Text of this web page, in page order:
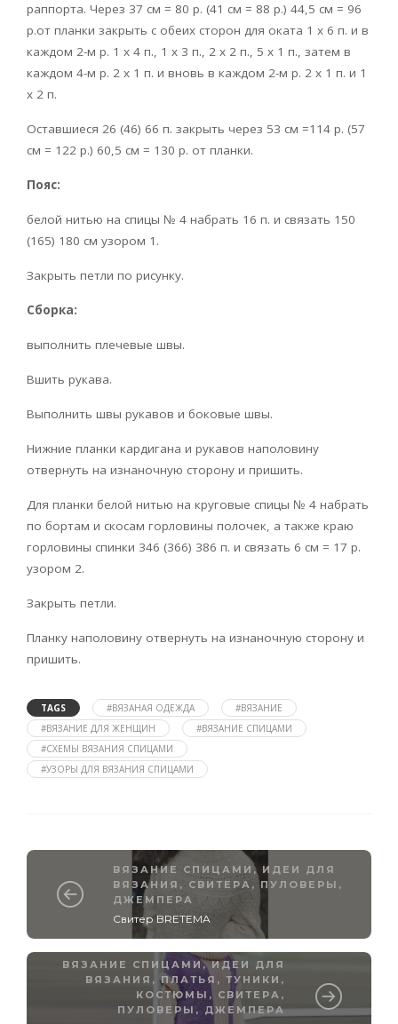
раппорта. Через 37 см = 80 р. (41 см = 88 р.) 44,5 см = 96
р.от планки закрыть с обеих сторон для оката 1 х 6 п. и в
каждом 2-м р. 1 х 4 п., 1 x 3 п., 2 х 2 п., 5 x 1 п., затем в
каждом 4-м р. 2 х 1 п. и вновь в каждом 2-м р. 2 х 1 п. и 1
х 2 п.
Оставшиеся 26 (46) 66 п. закрыть через 53 см =114 р. (57
см = 122 р.) 60,5 см = 130 р. от планки.
Пояс:
белой нитью на спицы № 4 набрать 16 п. и связать 150
(165) 180 см узором 1.
Закрыть петли по рисунку.
Сборка:
выполнить плечевые швы.
Вшить рукава.
Выполнить швы рукавов и боковые швы.
Нижние планки кардигана и рукавов наполовину
отвернуть на изнаночную сторону и пришить.
Для планки белой нитью на круговые спицы № 4 набрать
по бортам и скосам горловины полочек, а также краю
горловины спинки 346 (366) 386 п. и связать 6 см = 17 р.
узором 2.
Закрыть петли.
Планку наполовину отвернуть на изнаночную сторону и
пришить.
TAGS #ВЯЗАНАЯ ОДЕЖДА
#ВЯЗАНИЕ
#ВЯЗАНИЕ ДЛЯ ЖЕНЩИН
#ВЯЗАНИЕ СПИЦАМИ
#СХЕМЫ ВЯЗАНИЯ СПИЦАМИ
#УЗОРЫ ДЛЯ ВЯЗАНИЯ СПИЦАМИ
ВЯЗАНИЕ СПИЦАМИ , ИДЕИ ДЛЯ
ВЯЗАНИЯ , СВИТЕРА, ПУЛОВЕРЫ,
ДЖЕМПЕРА
Свитер BRETEMA
ВЯЗАНИЕ СПИЦАМИ,ИДЕИ ДЛЯ
ВЯЗАНИЯ ,ПЛАТЬЯ, ТУНИКИ,
КОСТЮМЫ , СВИТЕРА,
ПУЛОВЕРЫ, ДЖЕМПЕРА